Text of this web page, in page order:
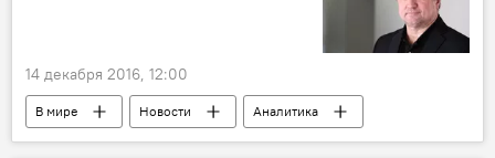
14 декабря 2016, 12:00
В мире Новости Аналитика